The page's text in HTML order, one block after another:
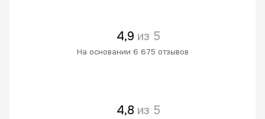
4,9 из 5
На основании 6 675 отзывов
4,8 из 5